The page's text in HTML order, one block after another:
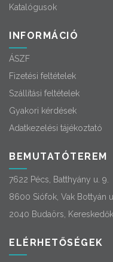
Katalógusok
INFORMÁCIÓ
ÁSZF
Fizetési feltételek
Szállítási feltételek
Gyakori kérdések
Adatkezelési tájékoztató
BEMUTATÓTEREM
7622 Pécs, Batthyány u. 9.
8600 Siófok, Vak Bottyán
2040 Budaörs,
ELÉRHETŐSÉGEK